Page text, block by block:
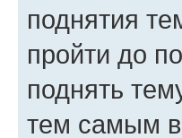
поднятия
пройти до
поднять
тем самым